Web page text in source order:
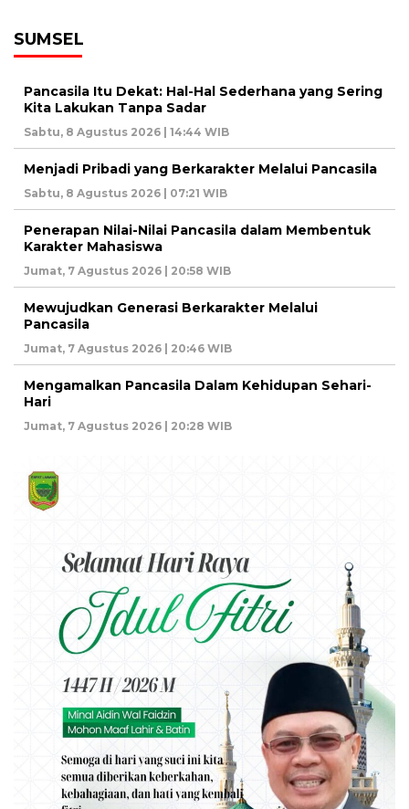
SUMSEL
Pancasila Itu Dekat: Hal-Hal Sederhana yang Sering
Kita Lakukan Tanpa Sadar
Sabtu, 8 Agustus 2026 | 14:44 WIB
Menjadi Pribadi yang Berkarakter Melalui Pancasila
Sabtu, 8 Agustus 2026 | 07:21 WIB
Penerapan Nilai-Nilai Pancasila dalam Membentuk
Karakter Mahasiswa
Jumat, 7 Agustus 2026 | 20:58 WIB
Mewujudkan Generasi Berkarakter Melalui
Pancasila
Jumat, 7 Agustus 2026 | 20:46 WIB
Mengamalkan Pancasila Dalam Kehidupan Sehari-
Hari
Jumat, 7 Agustus 2026 | 20:28 WIB